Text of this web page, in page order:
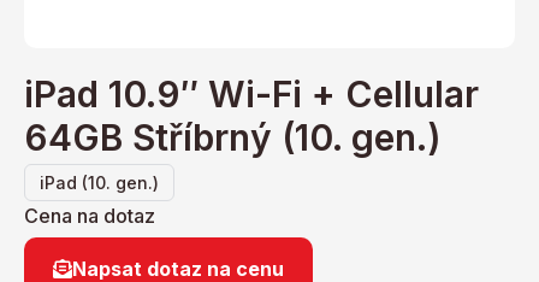
iPad (10. gen.)
iPad 10.9″ Wi-Fi + Cellular
64GB Stříbrný (10. gen.)
Cena na dotaz
Napsat dotaz na cenu